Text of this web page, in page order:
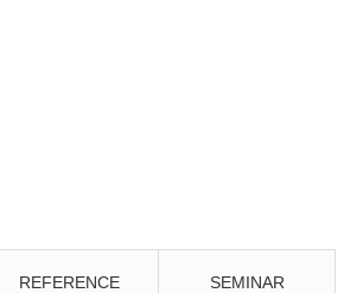
REFERENCE SEMINAR